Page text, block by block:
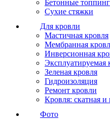
Бетонные
Сухие стяжки
Для кровли
Мастичная кровля
Мембранная
Инверсионная
Эксплуатируемая
Зеленая кровля
Гидроизоляция
Ремонт кровли
Кровля: скатная и
Фото